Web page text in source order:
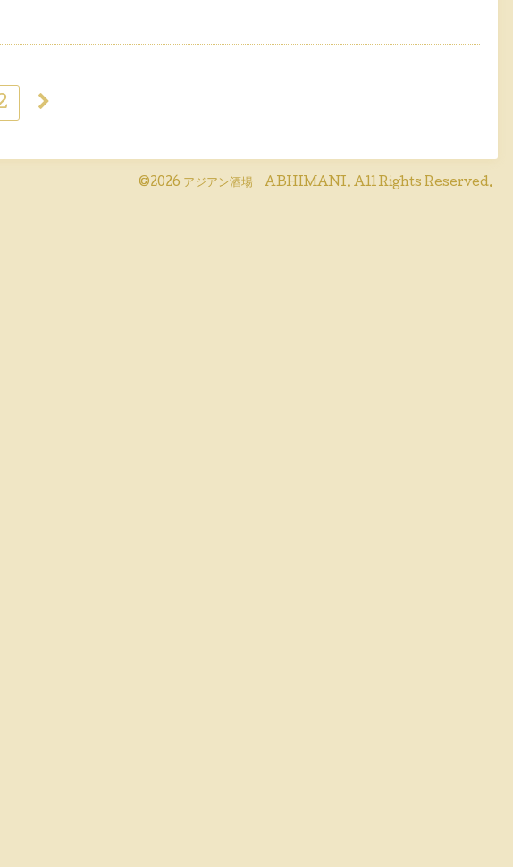
©2026 アジアン酒場 ABHIMANI. All Rights Reserved.